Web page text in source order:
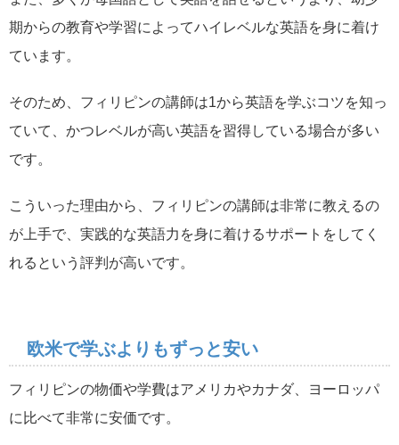
期からの教育や学習によってハイレベルな英語を身に着け
ています。
そのため、フィリピンの講師は1から英語を学ぶコツを知っ
ていて、かつレベルが高い英語を習得している場合が多い
です。
こういった理由から、フィリピンの講師は非常に教えるの
が上手で、実践的な英語力を身に着けるサポートをしてく
れるという評判が高いです。
欧米で学ぶよりもずっと安い
フィリピンの物価や学費はアメリカやカナダ、ヨーロッパ
に比べて非常に安価です。